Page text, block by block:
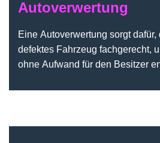
Autoverwertung
Eine Autoverwertung sorgt
defektes Fahrzeug fachgerecht,
ohne Aufwand für den Besitzer